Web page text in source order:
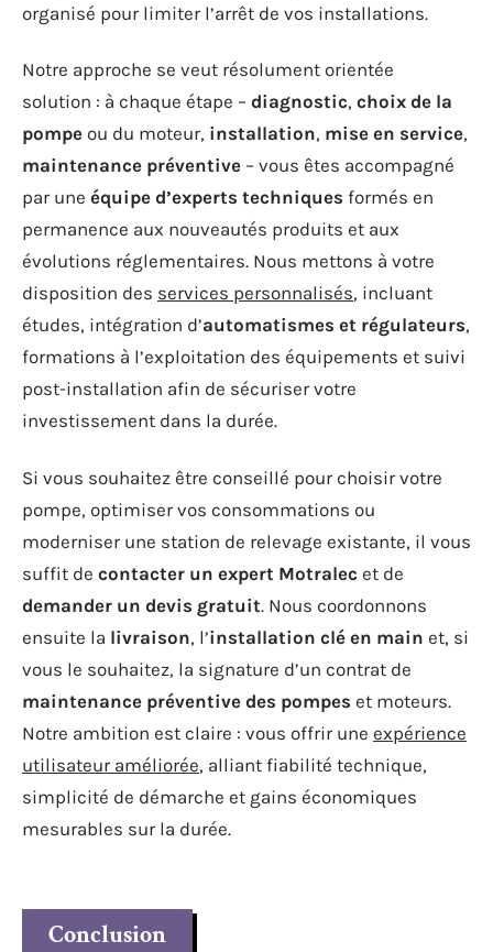
organisé pour limiter l’arrêt de vos installations.
Notre approche se veut résolument orientée
solution : à chaque étape – diagnostic, choix de la
pompe ou du moteur, installation, mise en service,
maintenance préventive – vous êtes accompagné
par une équipe d’experts techniques formés en
permanence aux nouveautés produits et aux
évolutions réglementaires. Nous mettons à votre
disposition des services personnalisés, incluant
études, intégration d’automatismes et régulateurs,
formations à l’exploitation des équipements et suivi
post-installation afin de sécuriser votre
investissement dans la durée.
Si vous souhaitez être conseillé pour choisir votre
pompe, optimiser vos consommations ou
moderniser une station de relevage existante, il vous
suffit de contacter un expert Motralec et de
demander un devis gratuit. Nous coordonnons
ensuite la livraison, l’installation clé en main et, si
vous le souhaitez, la signature d’un contrat de
maintenance préventive des pompes et moteurs.
Notre ambition est claire : vous offrir une expérience
utilisateur améliorée, alliant fiabilité technique,
simplicité de démarche et gains économiques
mesurables sur la durée.
Conclusion